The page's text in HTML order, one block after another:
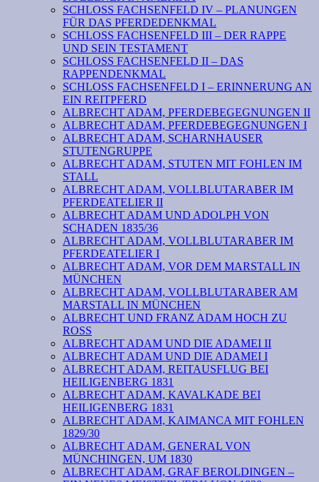
SCHLOSS FACHSENFELD IV – PLANUNGEN
FÜR DAS PFERDEDENKMAL
SCHLOSS FACHSENFELD III – DER RAPPE
UND SEIN TESTAMENT
SCHLOSS FACHSENFELD II – DAS
RAPPENDENKMAL
SCHLOSS FACHSENFELD I – ERINNERUNG AN
EIN REITPFERD
ALBRECHT ADAM, PFERDEBEGEGNUNGEN II
ALBRECHT ADAM, PFERDEBEGEGNUNGEN I
ALBRECHT ADAM, SCHARNHAUSER
STUTENGRUPPE
ALBRECHT ADAM, STUTEN MIT FOHLEN IM
STALL
ALBRECHT ADAM, VOLLBLUTARABER IM
PFERDEATELIER II
ALBRECHT ADAM UND ADOLPH VON
SCHADEN 1835/36
ALBRECHT ADAM, VOLLBLUTARABER IM
PFERDEATELIER I
ALBRECHT ADAM, VOR DEM MARSTALL IN
MÜNCHEN
ALBRECHT ADAM, VOLLBLUTARABER AM
MARSTALL IN MÜNCHEN
ALBRECHT UND FRANZ ADAM HOCH ZU
ROSS
ALBRECHT ADAM UND DIE ADAMEI II
ALBRECHT ADAM UND DIE ADAMEI I
ALBRECHT ADAM, REITAUSFLUG BEI
HEILIGENBERG 1831
ALBRECHT ADAM, KAVALKADE BEI
HEILIGENBERG 1831
ALBRECHT ADAM, KAIMANCA MIT FOHLEN
1829/30
ALBRECHT ADAM, GENERAL VON
MÜNCHINGEN, UM 1830
ALBRECHT ADAM, GRAF BEROLDINGEN –